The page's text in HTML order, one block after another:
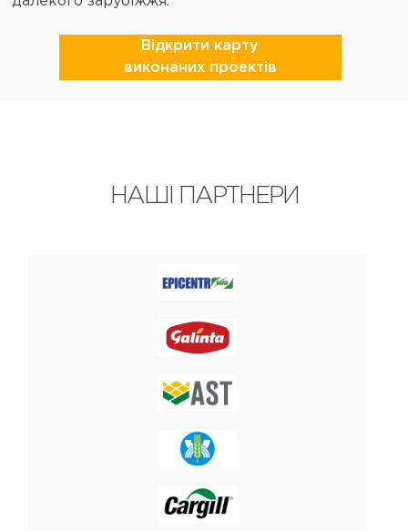
Відкрити карту
виконаних проектів
НАШІ ПАРТНЕРИ